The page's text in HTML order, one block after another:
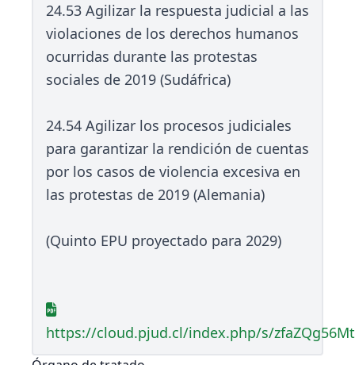
24.53 Agilizar la respuesta judicial a las
violaciones de los derechos humanos
ocurridas durante las protestas
sociales de 2019 (Sudáfrica)
24.54 Agilizar los procesos judiciales
para garantizar la rendición de cuentas
por los casos de violencia excesiva en
las protestas de 2019 (Alemania)
(Quinto EPU proyectado para 2029)
https://cloud.pjud.cl/index.php/s/